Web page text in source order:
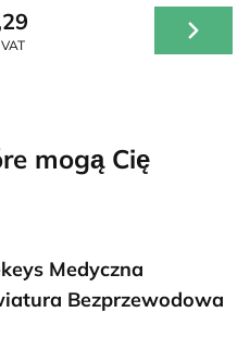
mogą Cię
Medyczna
Bezprzewodowa